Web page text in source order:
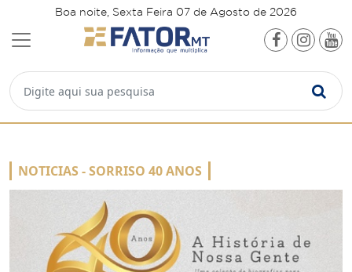
Boa noite, Sexta Feira 07 de Agosto de 2026
NOTICIAS - SORRISO 40 ANOS